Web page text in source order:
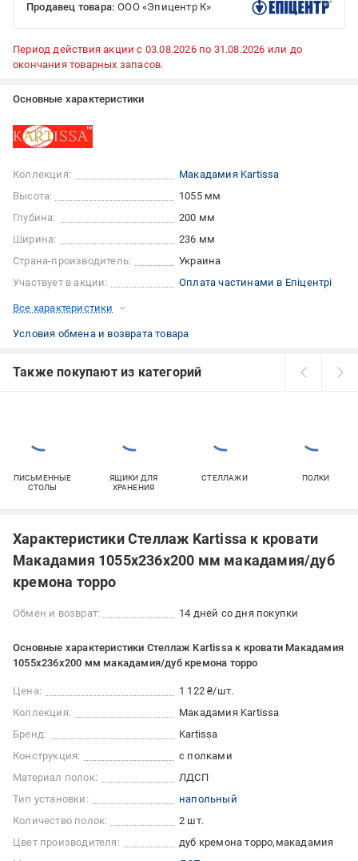
Продавец товара: ООО «Эпицентр К»
Период действия акции с 03.08.2026 по 31.08.2026 или до
окончания товарных запасов.
Основные характеристики
Коллекция:
Макадамия Kartissa
Высота:
1055 мм
Глубина:
200 мм
Ширина:
236 мм
Страна-производитель:
Украина
Участвует в акции:
Оплата частинами в Епіцентрі
Все характеристики
Условия обмена и возврата товара
Также покупают из категорий
ПИСЬМЕННЫЕ
СТОЛЫ
ЯЩИКИ ДЛЯ
ХРАНЕНИЯ
СТЕЛЛАЖИ ПОЛКИ
Характеристики Стеллаж Kartissa к кровати
Макадамия 1055х236х200 мм макадамия/дуб
кремона торро
Обмен и возврат: 14 дней со дня покупки
Основные характеристики Стеллаж Kartissa к кровати Макадамия
1055х236х200 мм макадамия/дуб кремона торро
Цена:
1 122 ₴/шт.
Коллекция:
Макадамия Kartissa
Бренд:
Kartissa
Конструкция:
с полками
Материал полок:
ЛДСП
Тип установки:
напольный
Количество полок:
2 шт.
Цвет производителя:
дуб кремона торро макадамия